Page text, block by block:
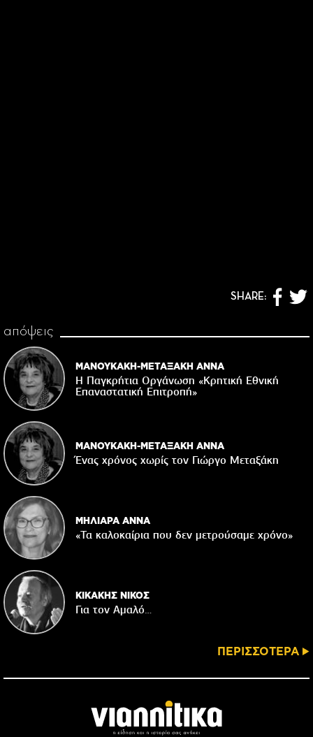
SHARE:
απόψεις
ΜΑΝΟΥΚΑΚΗ-ΜΕΤΑΞΑΚΗ ΑΝΝΑ
Η Παγκρήτια Οργάνωση «Κρητική Εθνική
Επαναστατική Eπιτροπή»
ΜΑΝΟΥΚΑΚΗ-ΜΕΤΑΞΑΚΗ ΑΝΝΑ
Ένας χρόνος χωρίς τον Γιώργο Μεταξάκη
ΜΗΛΙΑΡΑ ΑΝΝΑ
«Τα καλοκαίρια που δεν μετρούσαμε χρόνο»
ΚΙΚΑΚΗΣ ΝΙΚΟΣ
Για τον Αμαλό…
ΠΕΡΙΣΣΟΤΕΡΑ